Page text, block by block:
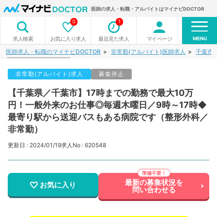
医師の求人・転職・アルバイトはマイナビDOCTOR
求人検索 お気に入り求人
0
最近見た求人
1
マイページ MENU
医師求人・転職のマイナビDOCTOR 非常勤(アルバイト)医師求人 千葉市
非常勤(アルバイト)求人 募集停止
【千葉県／千葉市】17時までの勤務で最大10万
円！一般外来のお仕事◎毎週木曜日／9時～17時◆
最寄り駅から送迎バスもある病院です（整形外科／
非常勤）
更新日 : 2024/01/19求人No : 620548
お気に入り 最新の募集状況を
問い合わせる